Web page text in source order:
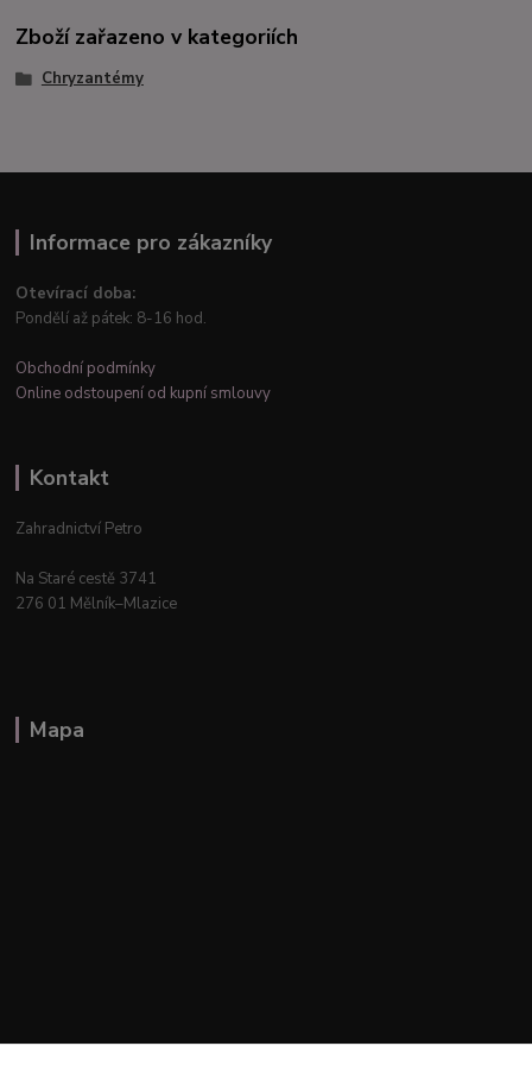
Zboží zařazeno v kategoriích
Chryzantémy
Informace pro zákazníky
Otevírací doba:
Pondělí až pátek: 8-16 hod.
Obchodní podmínky
Online odstoupení od kupní smlouvy
Kontakt
Zahradnictví Petro
Na Staré cestě 3741
276 01 Mělník–Mlazice
Mapa